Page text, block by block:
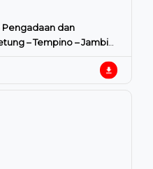
dan
– Tempino – Jambi